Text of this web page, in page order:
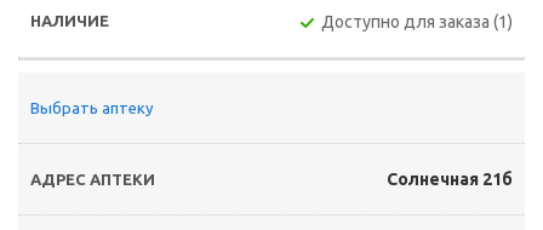
Доступно для заказа (1)
Выбрать аптеку
Солнечная 21б